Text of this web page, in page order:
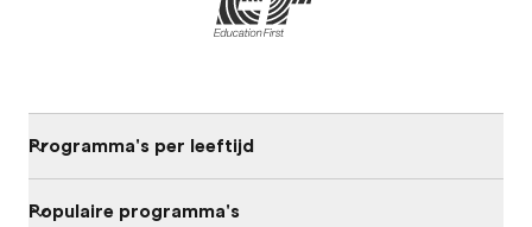
Programma's per leeftijd
Populaire programma's